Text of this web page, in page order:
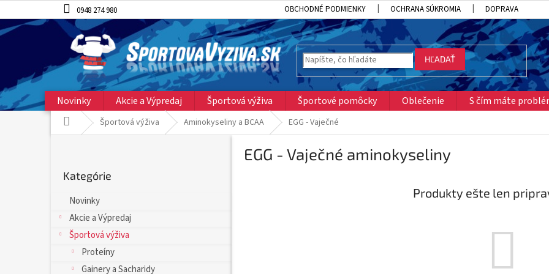
na
obsah
0948 274 980 OBCHODNÉ PODMIENKY OCHRANA SÚKROMIA DOPRAVA
HĽADAŤ
Novinky Akcie a Výpredaj Športová výživa Športové pomôcky Oblečenie S čím máte
DomovŠportová výživa Aminokyseliny a BCAA EGG - Vaječné
kategórie
Kategórie
Novinky
Akcie a Výpredaj
Športová výživa
Proteíny
Gainery a Sacharidy
EGG - Vaječné aminokyseliny
Produkty ešte len